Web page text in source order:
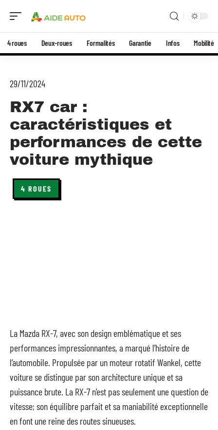
4 roues Deux-roues Formalités Garantie Infos Mobilité
29/11/2024
RX7 car :
caractéristiques et
performances de cette
voiture mythique
4 ROUES
La Mazda RX-7, avec son design emblématique et ses
performances impressionnantes, a marqué l’histoire de
l’automobile. Propulsée par un moteur rotatif Wankel, cette
voiture se distingue par son architecture unique et sa
puissance brute. La RX-7 n’est pas seulement une question de
vitesse; son équilibre parfait et sa maniabilité exceptionnelle
en font une reine des routes sinueuses.